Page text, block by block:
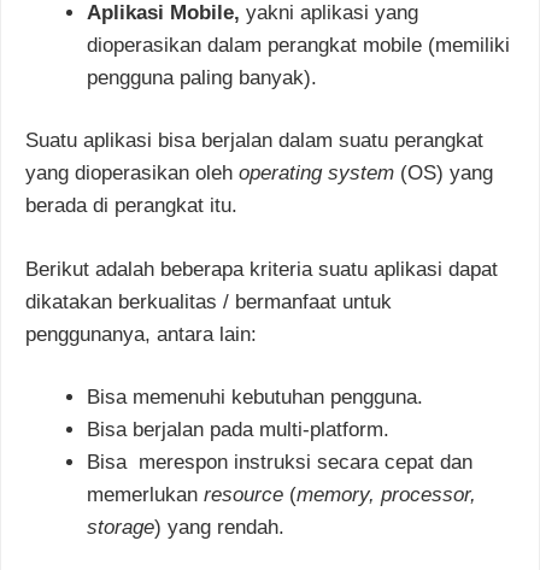
Aplikasi Mobile, yakni aplikasi yang
dioperasikan dalam perangkat mobile (memiliki
pengguna paling banyak).
Suatu aplikasi bisa berjalan dalam suatu perangkat
yang dioperasikan oleh operating system (OS) yang
berada di perangkat itu.
Berikut adalah beberapa kriteria suatu aplikasi dapat
dikatakan berkualitas / bermanfaat untuk
penggunanya, antara lain:
Bisa memenuhi kebutuhan pengguna.
Bisa berjalan pada multi-platform.
Bisa merespon instruksi secara cepat dan
memerlukan resource (memory, processor,
storage) yang rendah.